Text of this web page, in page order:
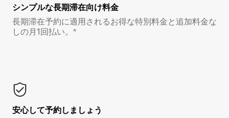
シンプルな長期滞在向け料金
長期滞在予約に適用されるお得な特別料金と追加料金な
しの月1回払い。*
安心して予約しましょう